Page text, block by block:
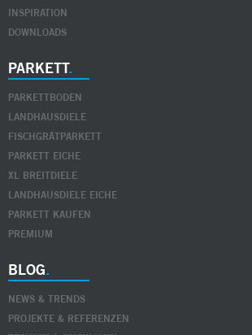
INSPIRATION
DOWNLOADS
PARKETT
PARKETTBODEN
LANDHAUSDIELE
FISCHGRÄTPARKETT
PARKETT EICHE
XL BREITDIELE
LANDHAUSDIELE EICHE
PARKETT KAUFEN
PREMIUM
BLOG
NEWS & TRENDS
PROJEKTE & REFERENZEN